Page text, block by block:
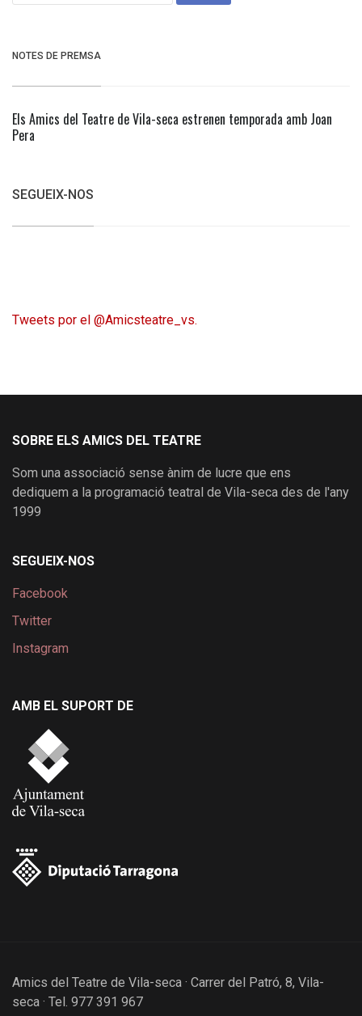
NOTES DE PREMSA
Els Amics del Teatre de Vila-seca estrenen temporada amb Joan
Pera
SEGUEIX-NOS
Tweets por el @Amicsteatre_vs.
SOBRE ELS AMICS DEL TEATRE
Som una associació sense ànim de lucre que ens
dediquem a la programació teatral de Vila-seca des de l'any
1999
SEGUEIX-NOS
Facebook
Twitter
Instagram
AMB EL SUPORT DE
Amics del Teatre de Vila-seca · Carrer del Patró, 8, Vila-
seca · Tel. 977 391 967